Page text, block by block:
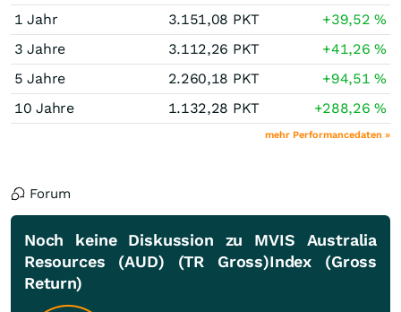
1 Jahr
3.151,08 PKT +39,52%
3 Jahre
3.112,26 PKT +41,26%
5 Jahre
2.260,18 PKT +94,51%
10 Jahre
1.132,28 PKT +288,26%
mehr Performancedaten »
Forum
Noch keine Diskussion zu MVIS Australia
Resources (AUD) (TR Gross)Index (Gross
Return)